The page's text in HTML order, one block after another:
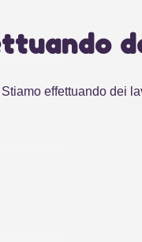
effettuando dei